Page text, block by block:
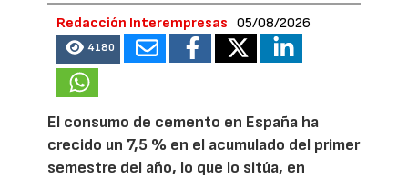
Redacción Interempresas 05/08/2026
4180
El consumo de cemento en España ha
crecido un 7,5 % en el acumulado del primer
semestre del año, lo que lo sitúa, en